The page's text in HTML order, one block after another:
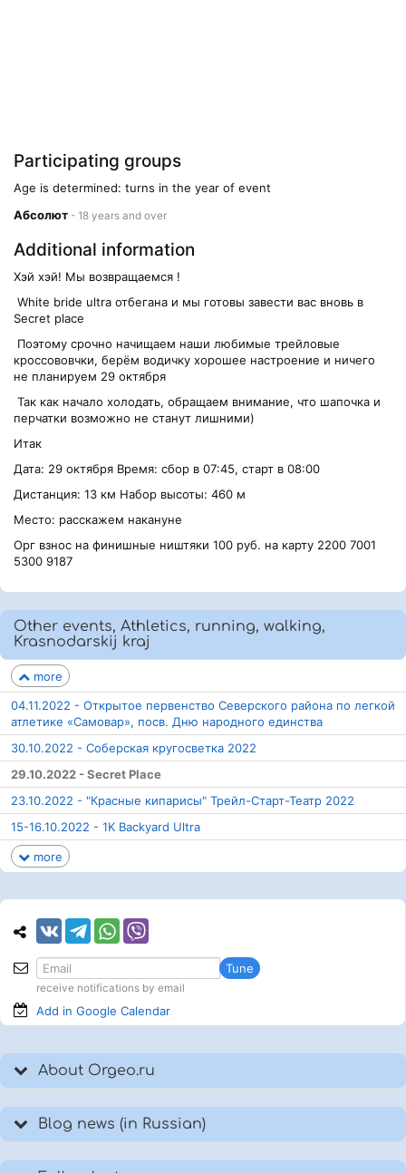
Participating groups
Age is determined: turns in the year of event
Абсолют - 18 years and over
Additional information
Хэй хэй! Мы возвращаемся !
White bride ultra отбегана и мы готовы завести вас вновь в
Secret place
Поэтому срочно начищаем наши любимые трейловые
кроссововчки, берём водичку хорошее настроение и ничего
не планируем 29 октября
Так как начало холодать, обращаем внимание, что шапочка и
перчатки возможно не станут лишними)
Итак
Дата: 29 октября Время: сбор в 07:45, старт в 08:00
Дистанция: 13 км Набор высоты: 460 м
Место: расскажем накануне
Орг взнос на финишные ништяки 100 руб. на карту 2200 7001
5300 9187
Other events, Athletics, running, walking,
Krasnodarskij kraj
more
04.11.2022 - Открытое первенство Северского района по легкой
атлетике «Самовар», посв. Дню народного единства
30.10.2022 - Соберская кругосветка 2022
29.10.2022 - Secret Place
23.10.2022 - "Красные кипарисы" Трейл-Старт-Театр 2022
15-16.10.2022 - 1K Backyard Ultra
more
Tune
receive notifications by email
Add in Google Calendar
About Orgeo.ru
Blog news (in Russian)